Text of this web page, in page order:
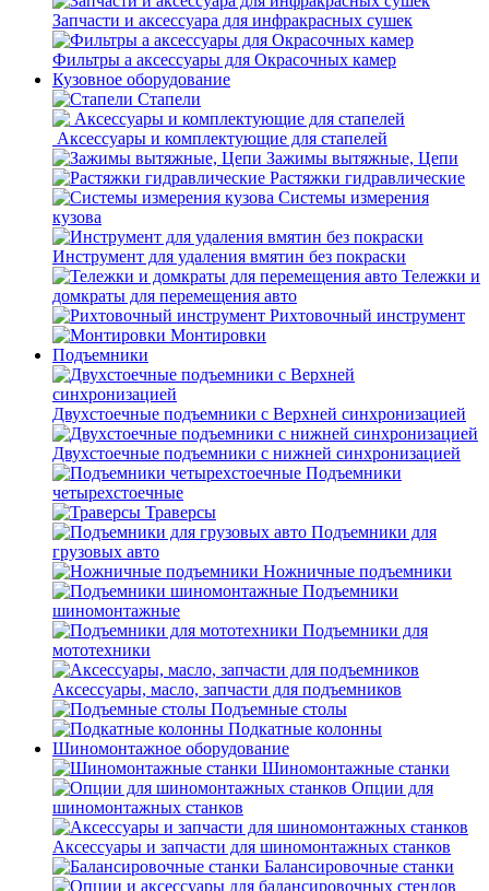
Запчасти и аксессуара для инфракрасных сушек
Фильтры а аксессуары для Окрасочных камер
Кузовное оборудование
Стапели
Аксессуары и комплектующие для стапелей
Зажимы вытяжные, Цепи
Растяжки гидравлические
Системы измерения
кузова
Инструмент для удаления вмятин без покраски
Тележки и
домкраты для перемещения авто
Рихтовочный инструмент
Монтировки
Подъемники
Двухстоечные подъемники с Верхней синхронизацией
Двухстоечные подъемники с нижней синхронизацией
Подъемники
четырехстоечные
Траверсы
Подъемники для
грузовых авто
Ножничные подъемники
Подъемники
шиномонтажные
Подъемники для
мототехники
Аксессуары, масло, запчасти для подъемников
Подъемные столы
Подкатные колонны
Шиномонтажное оборудование
Шиномонтажные станки
Опции для
шиномонтажных станков
Аксессуары и запчасти для шиномонтажных станков
Балансировочные станки